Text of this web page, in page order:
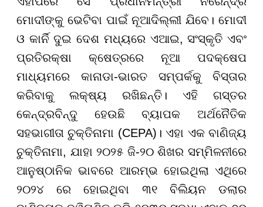
ମୋଦୀଙ୍କୁ ଭେଟିବା ପାଇଁ ନୂଆଦିଲ୍ଲୀ ଯିବେ। ମୋଦୀ
ଓ କାର୍ନି ଦୁଇ ଦେଶ ମଧ୍ୟରେ ଏଆଇ, ସଂସ୍କୃତି ଏବଂ
ପ୍ରତିରକ୍ଷା କ୍ଷେତ୍ରରେ ନୂଆ ପଦକ୍ଷେପ
ମାଧ୍ୟମରେ କାନାଡା-ଭାରତ ସମ୍ପର୍କକୁ ବିସ୍ତାର
କରିବାକୁ ଲକ୍ଷ୍ୟ ରଖିଛନ୍ତି। ଏହି ଗସ୍ତର
କେନ୍ଦ୍ରବିନ୍ଦୁ ହେଉଛି ବ୍ୟାପକ ଅର୍ଥନୈତିକ
ସହଭାଗୀତା ଚୁକ୍ତିନାମା (CEPA)। ଏହା ଏକ ବାଣିଜ୍ୟ
ଚୁକ୍ତିନାମା, ଯାହା ୨୦୨୫ ଜି-୨୦ ଶିଖର ସମ୍ମିଳନୀରେ
ଆନୁଷ୍ଠାନିକ ଭାବରେ ଆରମ୍ଭ ହୋଇଥିଲା ଏଥିରେ
୨୦୨୪ ରେ ହୋଇଥିବା ୩୧ ବିଲିୟନ ଡଲାର